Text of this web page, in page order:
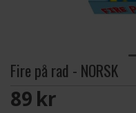
Fire på rad - NORSK
89 SEK